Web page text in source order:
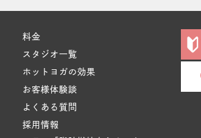
料金
スタジオ一覧
ホットヨガの効果
お客様体験談
よくある質問
採用情報